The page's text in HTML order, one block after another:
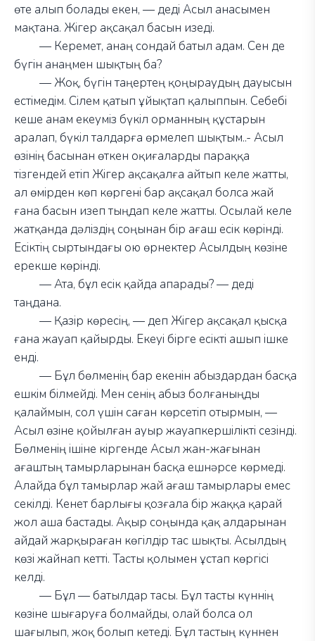
өте алып болады екен, —деді Асыл анасымен
мақтана. Жігер ақсақал басын изеді.
— Керемет, анаң сондай батыл адам. Сен де
бүгін анаңмен шықтың ба?
—Жоқ, бүгін таңертең қоңыраудың дауысын
естімедім. Сілем қатып ұйықтап қалыппын. Себебі
кеше анам екеуміз бүкіл орманның құстарын
аралап, бүкіл талдарға өрмелеп шықтым..- Асыл
өзінің басынан өткен оқиғаларды параққа
тізгендей етіп Жігер ақсақалға айтып келе жатты,
ал өмірден көп көргені бар ақсақал болса жай
ғана басын изеп тыңдап келе жатты. Осылай келе
жатқанда дәліздің соңынан бір ағаш есік көрінді.
Есіктің сыртындағы ою өрнектер Асылдың көзіне
ерекше көрінді.
—Ата, бұл есік қайда апарады?—деді
таңдана.
— Қазір көресің, —деп Жігер ақсақал қысқа
ғана жауап қайырды. Екеуі бірге есікті ашып ішке
енді.
— Бұл бөлменің бар екенін абыздардан басқа
ешкім білмейді. Мен сенің абыз болғаныңды
қалаймын, сол үшін саған көрсетіп отырмын, —
Асыл өзіне қойылған ауыр жауапкершілікті сезінді.
Бөлменің ішіне кіргенде Асыл жан-жағынан
ағаштың тамырларынан басқа ешнәрсе көрмеді.
Алайда бұл тамырлар жай ағаш тамырлары емес
секілді. Кенет барлығы қозғала бір жаққа қарай
жол аша бастады. Ақыр соңында қақ алдарынан
айдай жарқыраған көгілдір тас шықты. Асылдың
көзі жайнап кетті. Тасты қолымен ұстап көргісі
келді.
— Бұл —батылдар тасы. Бұл тасты күннің
көзіне шығаруға болмайды, олай болса ол
шағылып, жоқ болып кетеді. Бұл тастың күннен